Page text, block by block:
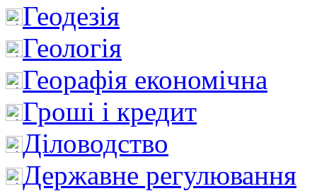
Геодезія
Геологія
Георафія економічна
Гроші і кредит
Діловодство
Державне регулювання